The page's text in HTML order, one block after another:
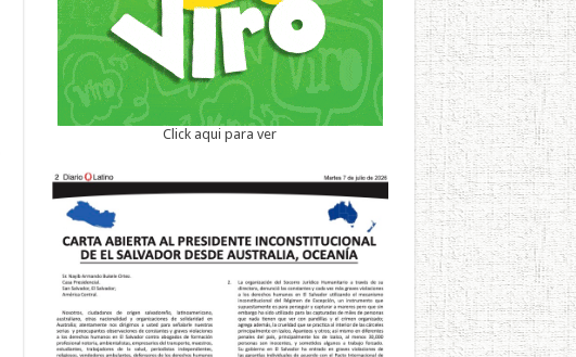
Click aqui para ver